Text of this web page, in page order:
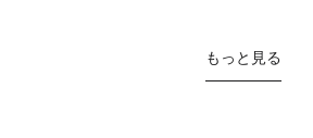
もっと見る